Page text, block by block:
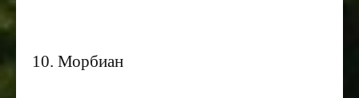
10. Морбиан